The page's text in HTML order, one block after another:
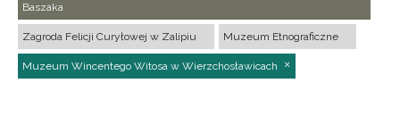
Baszaka
Zagroda Felicji Curyłowej w Zalipiu Muzeum Etnograficzne
Muzeum Wincentego Witosa w Wierzchosławicach